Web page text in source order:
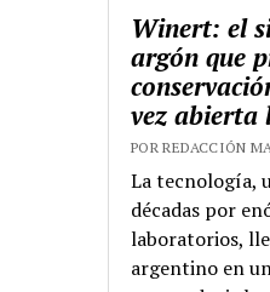
Winert: el
argón que
vez abierta
POR REDACCIÓN
La tecnología,
décadas por
laboratorios,
argentino en